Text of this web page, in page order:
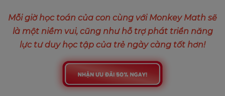
Mỗi giờ học toán của con cùng với Monkey Math sẽ
là một niềm vui, cũng như hỗ trợ phát triển năng
lực tư duy học tập của trẻ ngày càng tốt hơn!